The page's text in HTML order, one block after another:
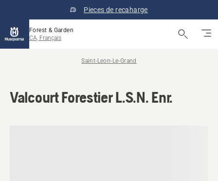
Pieces de recaharge
Forest & Garden
CA, Français
Saint-Leon-Le-Grand
Valcourt Forestier L.S.N. Enr.